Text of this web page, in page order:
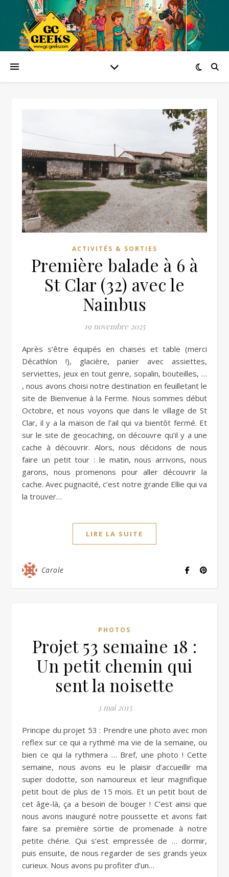
ACTIVITÉS & SORTIES
Première balade à 6 à
St Clar (32) avec le
Nainbus
19 novembre 2025
Après s’être équipés en chaises et table (merci
Décathlon !), glacière, panier avec assiettes,
serviettes, jeux en tout genre, sopalin, bouteilles, …
, nous avons choisi notre destination en feuilletant le
site de Bienvenue à la Ferme. Nous sommes début
Octobre, et nous voyons que dans le village de St
Clar, il y a la maison de l’ail qui va bientôt fermé. Et
sur le site de geocaching, on découvre qu’il y a une
cache à découvrir. Alors, nous décidons de nous
faire un petit tour : le matin, nous arrivons, nous
garons, nous promenons pour aller découvrir la
cache. Avec pugnacité, c’est notre grande Ellie qui va
la trouver…
LIRE LA SUITE
Carole
PHOTOS
Projet 53 semaine 18 :
Un petit chemin qui
sent la noisette
3 mai 2015
Principe du projet 53 : Prendre une photo avec mon
reflex sur ce qui a rythmé ma vie de la semaine, ou
bien ce qui la rythmera … Bref, une photo ! Cette
semaine, nous avons eu le plaisir d’accueillir ma
super dodotte, son namoureux et leur magnifique
petit bout de plus de 15 mois. Et un petit bout de
cet âge-là, ça a besoin de bouger ! C’est ainsi que
nous avons inauguré notre poussette et avons fait
faire sa première sortie de promenade à notre
petite chérie. Qui s’est empressée de … dormir,
puis ensuite, de nous regarder de ses grands yeux
curieux. Nous avons pu profiter d’un…